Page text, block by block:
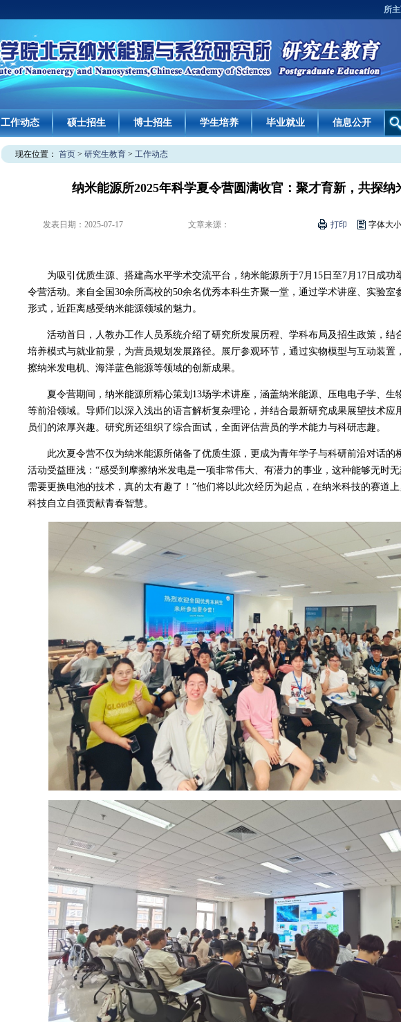
所
工作动态 硕士招生 博士招生 学生培养 毕业就业 信息公开
现在位置： 首页> 研究生教育> 工作动态
纳米能源所2025年科学夏令营圆满收官：聚才育新，共探纳
发表日期： 2025-07-17 文章来源： 打印 字体大
为吸引优质生源、搭建高水平学术交流平台，纳米能源所于7月15日至7月17日成功
令营活动。来自全国30余所高校的50余名优秀本科生齐聚一堂，通过学术讲座、实验室
形式，近距离感受纳米能源领域的魅力。
活动首日，人教办工作人员系统介绍了研究所发展历程、学科布局及招生政策，结
培养模式与就业前景，为营员规划发展路径。展厅参观环节，通过实物模型与互动装置
擦纳米发电机、海洋蓝色能源等领域的创新成果。
夏令营期间，纳米能源所精心策划13场学术讲座，涵盖纳米能源、压电电子学、生
等前沿领域。导师们以深入浅出的语言解析复杂理论，并结合最新研究成果展望技术应
员们的浓厚兴趣。研究所还组织了综合面试，全面评估营员的学术能力与科研志趣。
此次夏令营不仅为纳米能源所储备了优质生源，更成为青年学子与科研前沿对话的
活动受益匪浅：“感受到摩擦纳米发电是一项非常伟大、有潜力的事业，这种能够无时
需要更换电池的技术，真的太有趣了！”他们将以此次经历为起点，在纳米科技的赛道
科技自立自强贡献青春智慧。